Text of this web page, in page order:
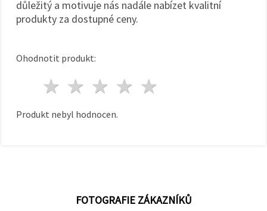
důležitý a motivuje nás nadále nabízet kvalitní
produkty za dostupné ceny.
Ohodnotit produkt:
4 hvězdy
3 hvězdy
2 hvězdy
1 hvězda
Produkt nebyl hodnocen.
FOTOGRAFIE ZÁKAZNÍKŮ